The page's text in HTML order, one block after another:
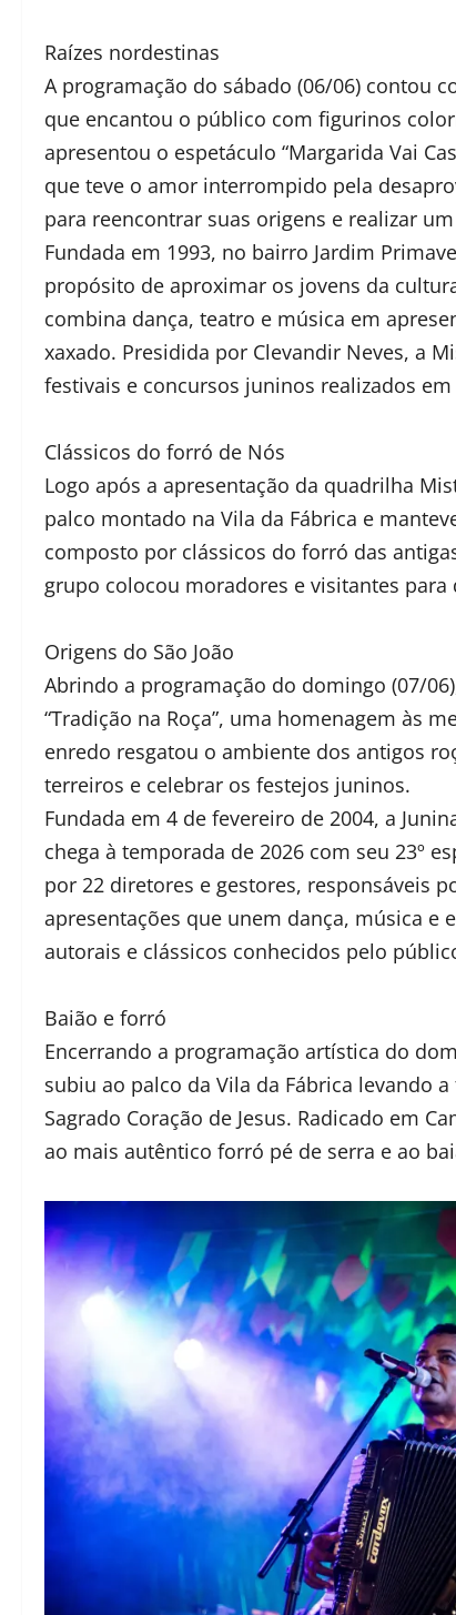
Raízes nordestinas
A programação do sábado (06/06) contou
que encantou o público com figurinos
apresentou o espetáculo “Margarida Vai
que teve o amor interrompido pela
para reencontrar suas origens e realizar
Fundada em 1993, no bairro Jardim
propósito de aproximar os jovens da
combina dança, teatro e música em
xaxado. Presidida por Clevandir Neves, a
festivais e concursos juninos realizados
Clássicos do forró de Nós
Logo após a apresentação da quadrilha
palco montado na Vila da Fábrica e
composto por clássicos do forró das
grupo colocou moradores e visitantes para
Origens do São João
Abrindo a programação do domingo (07/
“Tradição na Roça”, uma homenagem às
enredo resgatou o ambiente dos antigos
terreiros e celebrar os festejos juninos.
Fundada em 4 de fevereiro de 2004, a
chega à temporada de 2026 com seu 23º
por 22 diretores e gestores, responsáveis
apresentações que unem dança, música e
autorais e clássicos conhecidos pelo
Baião e forró
Encerrando a programação artística do
subiu ao palco da Vila da Fábrica levando
Sagrado Coração de Jesus. Radicado em
ao mais autêntico forró pé de serra e ao